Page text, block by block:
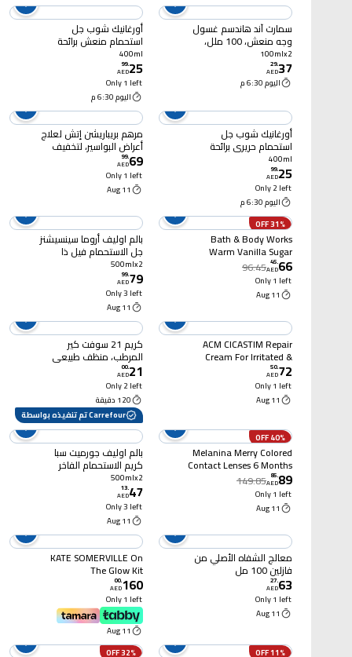
سمارت آند هاندسم غسول
وجه منعش، 100 ملل،
حزمة من 2
100mlx2
37
.
29
AED
اليوم 6:30 م
أورغانيك شوب جل
استحمام منعش برائحة
الليمون، 400 ملل
400ml
25
.
99
AED
Only 1 left
اليوم 6:30 م
أورغانيك شوب جل
استحمام حريري برائحة
التوت الأزرق، 400 ملل
400ml
25
.
99
AED
Only 2 left
اليوم 6:30 م
مرهم بريباريشن إتش لعلاج
أعراض البواسير، لتخفيف
الحكة والحرقان والانزعاج،
أنبوب 30 مل
69
.
99
AED
Only 1 left
11 Aug
31% OFF
Bath & Body Works
Warm Vanilla Sugar
Body Wash With Pro-
Vitamin B5 & Aloe
295ml
66
.
45
AED
96.45
Only 1 left
11 Aug
بالم اوليف أروما سينسيشنز
جل الاستحمام فيل ذا
ملل، حزمه من 2
500mlx2
79
.
99
AED
Only 3 left
11 Aug
ACM CICASTIM Repair
Cream For Irritated &
Damaged Skin 20ml
72
.
50
AED
Only 1 left
11 Aug
كريم 21 سوفت كير
المرطب، منظف طبيعي
بفيتامين هـ والصبار، خالٍ
من الكبريتات والبارابين،
للبشرة الجافة
21
.
00
AED
Only 2 left
120 دقيقة
Carrefour تم تنفيذه بواسطة
40% OFF
Melanina Merry Colored
Contact Lenses 6 Months
89
.
85
AED
149.85
Only 1 left
11 Aug
بالم اوليف جورميت سبا
كريم الاستحمام الفاخر
حزمه من2
500mlx2
47
.
13
AED
Only 3 left
11 Aug
معالج الشفاه الأصلي من
فازلين 100 مل
63
.
27
AED
Only 1 left
11 Aug
KATE SOMERVILLE On
The Glow Kit
160
.
00
AED
Only 1 left
11 Aug
11% OFF
32% OFF